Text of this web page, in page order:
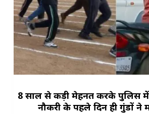
8 साल से कड़ी मेहनत करके पुलिस
नौकरी के पहले दिन ही गुंडों ने